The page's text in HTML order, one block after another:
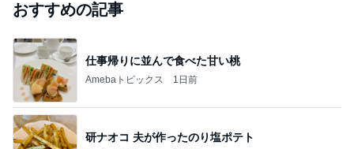
おすすめの記事
仕事帰りに並んで食べた甘い桃
Amebaトピックス 1日前
研ナオコ 夫が作ったのり塩ポテト